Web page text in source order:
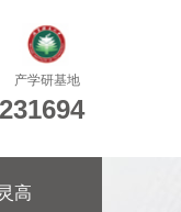
产学研基地
高